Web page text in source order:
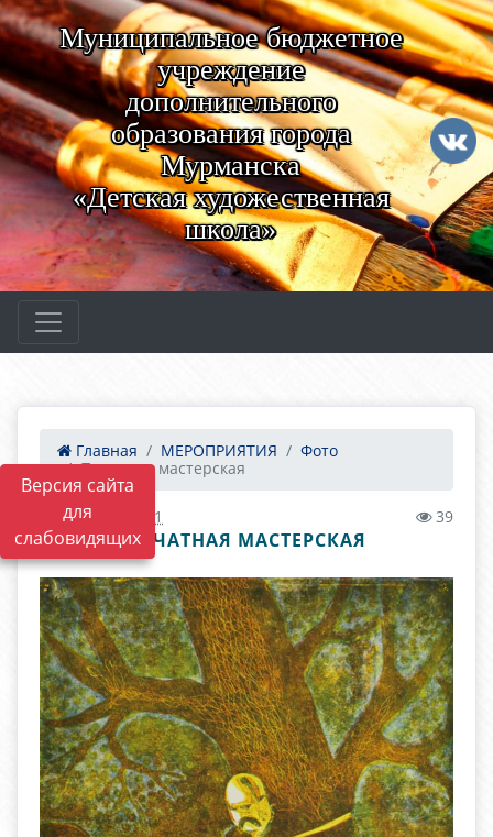
Версия сайта
для
слабовидящих
Муниципальное бюджетное
учреждение
дополнительного
образования города
Мурманска
«Детская художественная
школа»
Главная МЕРОПРИЯТИЯ
Фото
Печатная мастерская
07.02.2022 11:41 39
ПЕЧАТНАЯ МАСТЕРСКАЯ